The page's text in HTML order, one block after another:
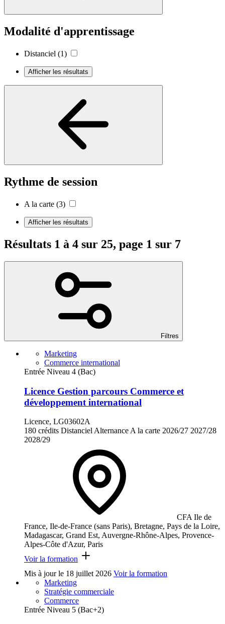
Modalité d'apprentissage
Distanciel (1)
Afficher les résultats
Rythme de session
A la carte (3)
Afficher les résultats
Résultats 1 à 4 sur 25, page 1 sur 7
Filtres
Marketing
Commerce international
Entrée Niveau 4 (Bac)
Licence Gestion parcours Commerce et
développement international
Licence, LG03602A
180 crédits Distanciel Alternance A la carte 2026/27 2027/28
2028/29
CFA Ile de
France, Ile-de-France (sans Paris), Bretagne, Pays de la Loire,
Madagascar, Grand Est, Auvergne-Rhône-Alpes, Provence-
Alpes-Côte d'Azur, Paris
Voir la formation
Mis à jour le 18 juillet 2026 Voir la formation
Marketing
Stratégie commerciale
Commerce
Entrée Niveau 5 (Bac+2)